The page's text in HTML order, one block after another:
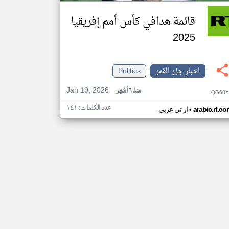
قائمة هدافي كأس أمم إفريقيا
2025
اخبار جزر القمر
Politics
Jan 19, 2026
منذ ٦ أشهر
ار تي عربي• عدد الكلمات: ١٤١